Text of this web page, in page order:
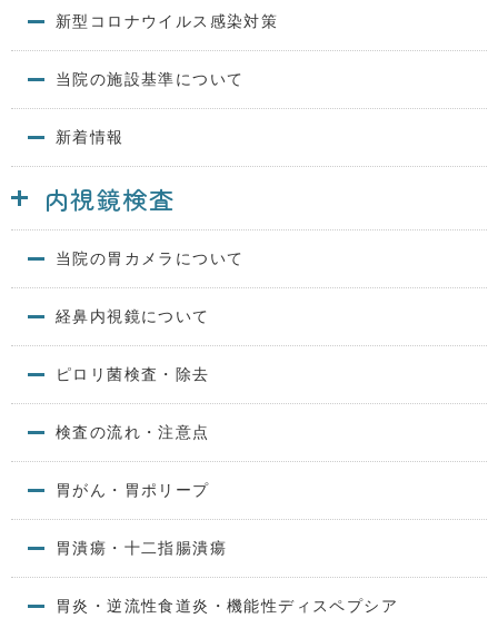
新型コロナウイルス感染対策
当院の施設基準について
新着情報
内視鏡検査
当院の胃カメラについて
経鼻内視鏡について
ピロリ菌検査・除去
検査の流れ・注意点
胃がん・胃ポリープ
胃潰瘍・十二指腸潰瘍
胃炎・逆流性食道炎・機能性ディスペプシア